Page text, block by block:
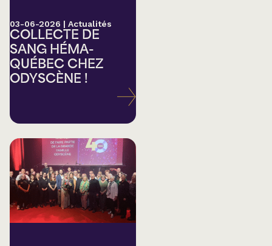
03-06-2026 | Actualités
COLLECTE DE
SANG HÉMA-
QUÉBEC CHEZ
ODYSCÈNE !